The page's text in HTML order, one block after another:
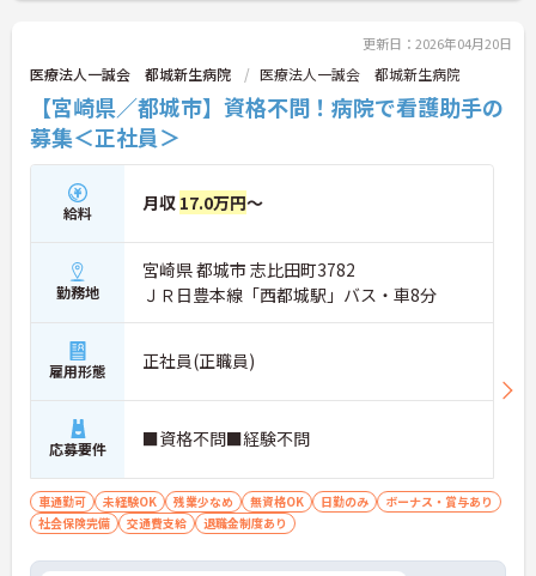
更新日：2026年04月20日
医療法人一誠会 都城新生病院 医療法人一誠会 都城新生病院
【宮崎県／都城市】資格不問！病院で看護助手の
募集＜正社員＞
給料 月収 17.0万円～
勤務地
宮崎県 都城市 志比田町3782
ＪＲ日豊本線「西都城駅」バス・車8分
雇用形態 正社員(正職員)
応募要件 ■資格不問■経験不問
車通勤可 未経験OK 残業少なめ 無資格OK 日勤のみ
ボーナス・賞与あり
社会保険完備
交通費支給 退職金制度あり